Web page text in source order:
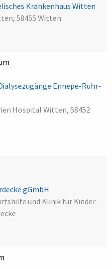
Krankenhaus Witten
58455 Witten
Ennepe-Ruhr-
Hospital Witten, 58452
gGmbH
und Klinik für Kinder-